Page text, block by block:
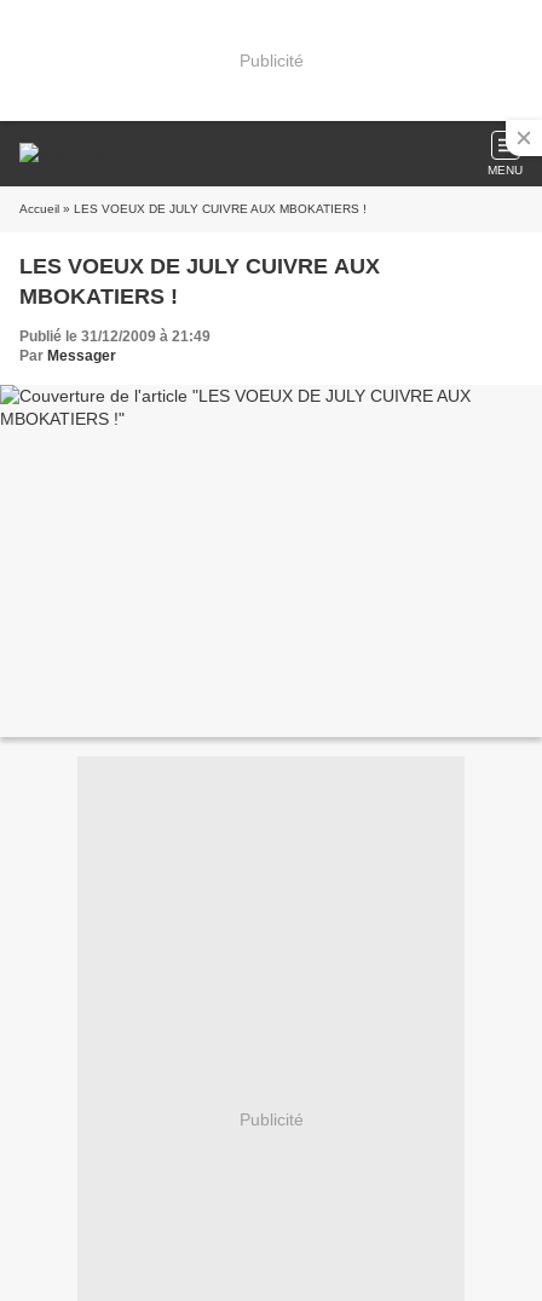
Publicité
MENU
Accueil » LES VOEUX DE JULY CUIVRE AUX MBOKATIERS !
LES VOEUX DE JULY CUIVRE AUX
MBOKATIERS !
Publié le 31/12/2009 à 21:49
Par Messager
Publicité